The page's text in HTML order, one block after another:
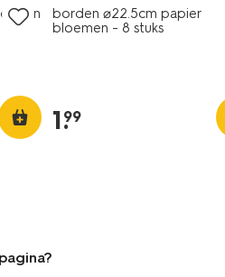
borden ⌀22.5cm papier
bloemen - 8 stuks
1.
99